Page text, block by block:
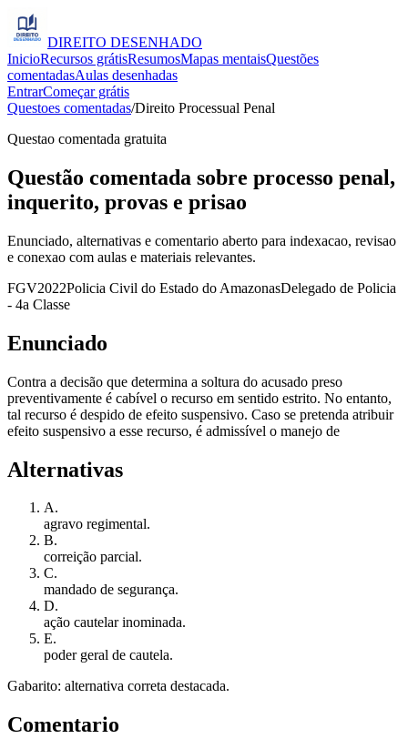
DIREITO DESENHADO
InicioRecursos grátisResumosMapas mentaisQuestões
comentadasAulas desenhadas
EntrarComeçar grátis
Questoes comentadas/Direito Processual Penal
Questao comentada gratuita
Questão comentada sobre processo penal,
inquerito, provas e prisao
Enunciado, alternativas e comentario aberto para indexacao, revisao
e conexao com aulas e materiais relevantes.
FGV2022Policia Civil do Estado do AmazonasDelegado de Policia
- 4a Classe
Enunciado
Contra a decisão que determina a soltura do acusado preso
preventivamente é cabível o recurso em sentido estrito. No entanto,
tal recurso é despido de efeito suspensivo. Caso se pretenda atribuir
efeito suspensivo a esse recurso, é admissível o manejo de
Alternativas
A.
agravo regimental.
B.
correição parcial.
C.
mandado de segurança.
D.
ação cautelar inominada.
E.
poder geral de cautela.
Gabarito: alternativa correta destacada.
Comentario